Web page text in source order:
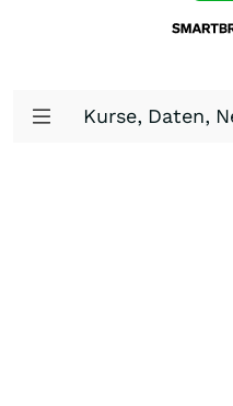
Kurse, Daten,